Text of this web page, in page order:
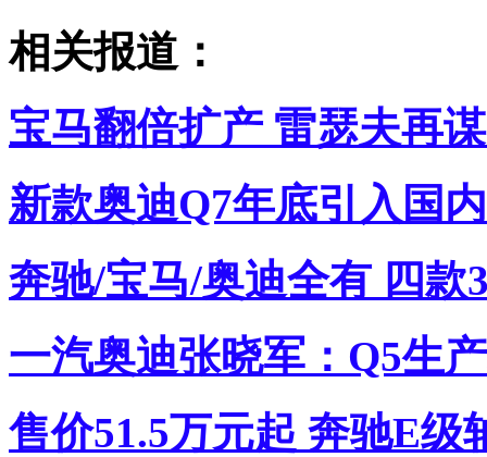
相关报道：
宝马翻倍扩产 雷瑟夫再
新款奥迪Q7年底引入国
奔驰/宝马/奥迪全有 四款
一汽奥迪张晓军：Q5生
售价51.5万元起 奔驰E级